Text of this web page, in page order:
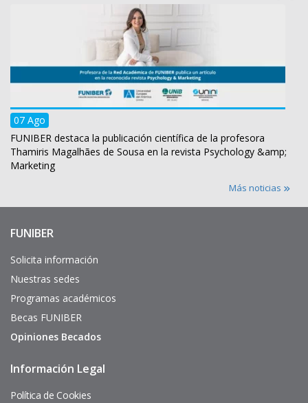
07 Ago
FUNIBER destaca la publicación científica de la profesora
Thamiris Magalhães de Sousa en la revista Psychology &amp;
Marketing
Más noticias
Enlaces
interés
FUNIBER
Solicita información
Nuestras sedes
Programas académicos
Becas FUNIBER
Opiniones Becados
Pie
página
Información Legal
Política de Cookies